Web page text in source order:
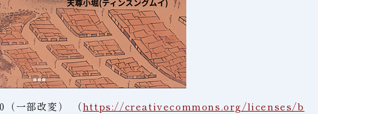
一部改変） （https://creativecommons.org/licenses/b